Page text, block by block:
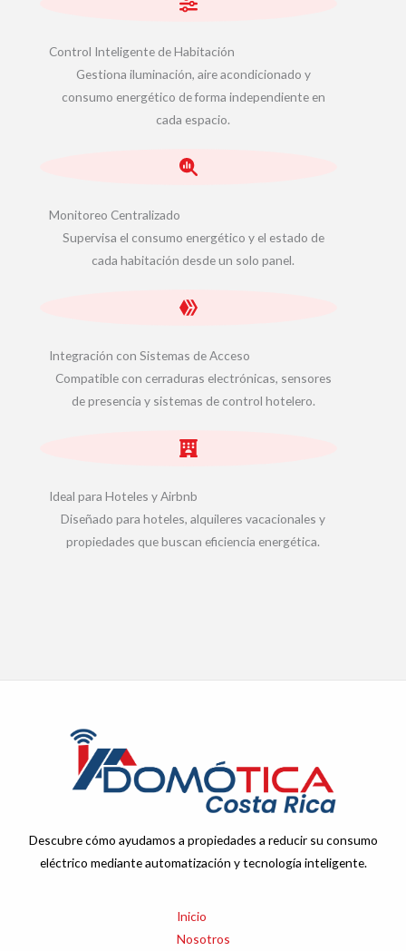
Control Inteligente de Habitación
Gestiona iluminación, aire acondicionado y
consumo energético de forma independiente en
cada espacio.
Monitoreo Centralizado
Supervisa el consumo energético y el estado de
cada habitación desde un solo panel.
Integración con Sistemas de Acceso
Compatible con cerraduras electrónicas, sensores
de presencia y sistemas de control hotelero.
Ideal para Hoteles y Airbnb
Diseñado para hoteles, alquileres vacacionales y
propiedades que buscan eficiencia energética.
Descubre cómo ayudamos a propiedades a reducir su consumo
eléctrico mediante automatización y tecnología inteligente.
Inicio
Nosotros